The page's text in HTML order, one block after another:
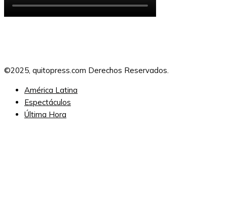
©2025, quitopress.com Derechos Reservados.
América Latina
Espectáculos
Última Hora